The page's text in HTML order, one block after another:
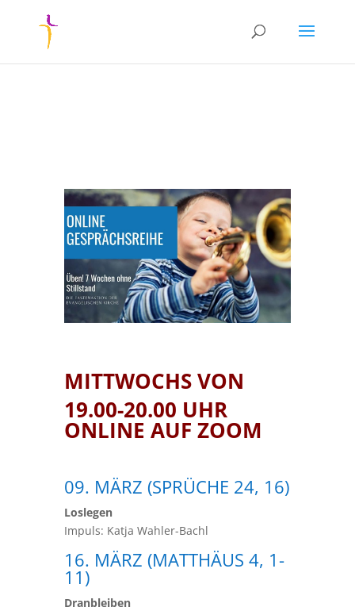
MITTWOCHS VON
19.00-20.00 UHR
ONLINE AUF ZOOM
09. MÄRZ (SPRÜCHE 24, 16)
Loslegen
Impuls: Katja Wahler-Bachl
16. MÄRZ (MATTHÄUS 4, 1-
11)
Dranbleiben